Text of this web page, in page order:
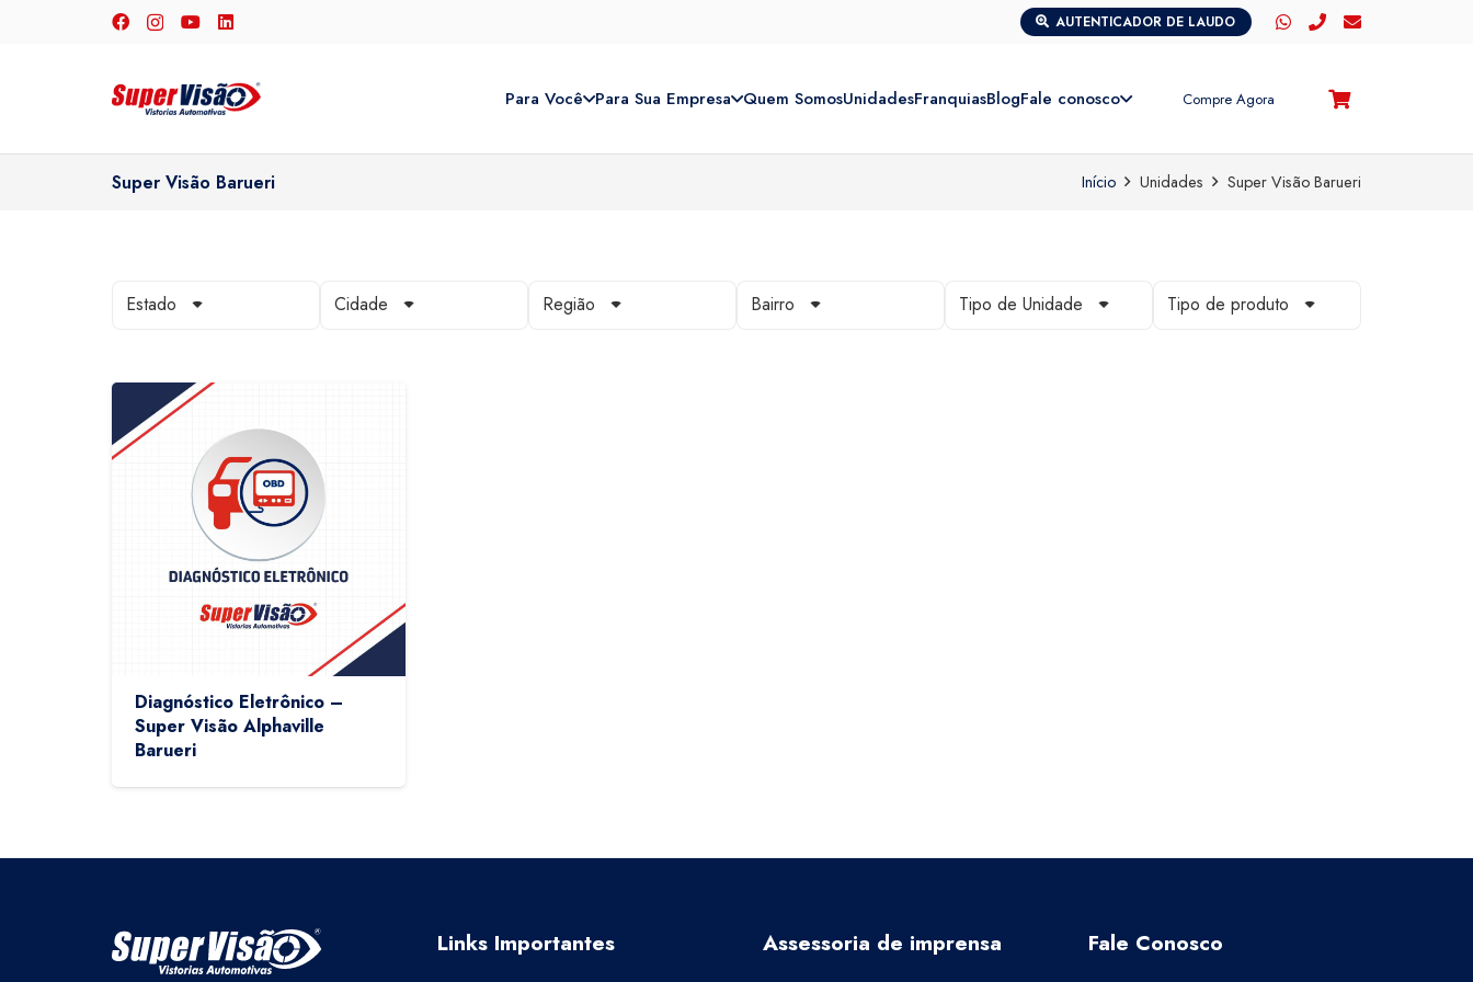
AUTENTICADOR DE LAUDO
Para Você Para Sua Empresa Quem SomosUnidadesFranquiasBlogFale conosco Compre Agora
Super Visão Barueri Início Unidades Super Visão Barueri
Estado Cidade Região Bairro Tipo de Unidade Tipo de produto
Diagnóstico Eletrônico –
Super Visão Alphaville
Barueri
Links Importantes Assessoria de imprensa Fale Conosco